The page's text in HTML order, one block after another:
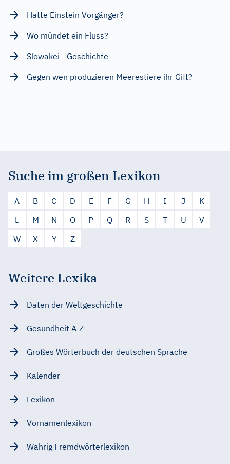
Hatte Einstein Vorgänger?
Wo mündet ein Fluss?
Slowakei - Geschichte
Gegen wen produzieren Meerestiere ihr Gift?
Suche im großen Lexikon
A B C D E F G H I J
K
L
M N O P Q R S T U
V
W
X Y Z
Weitere Lexika
Daten der Weltgeschichte
Gesundheit A-Z
Großes Wörterbuch der deutschen Sprache
Kalender
Lexikon
Vornamenlexikon
Wahrig Fremdwörterlexikon